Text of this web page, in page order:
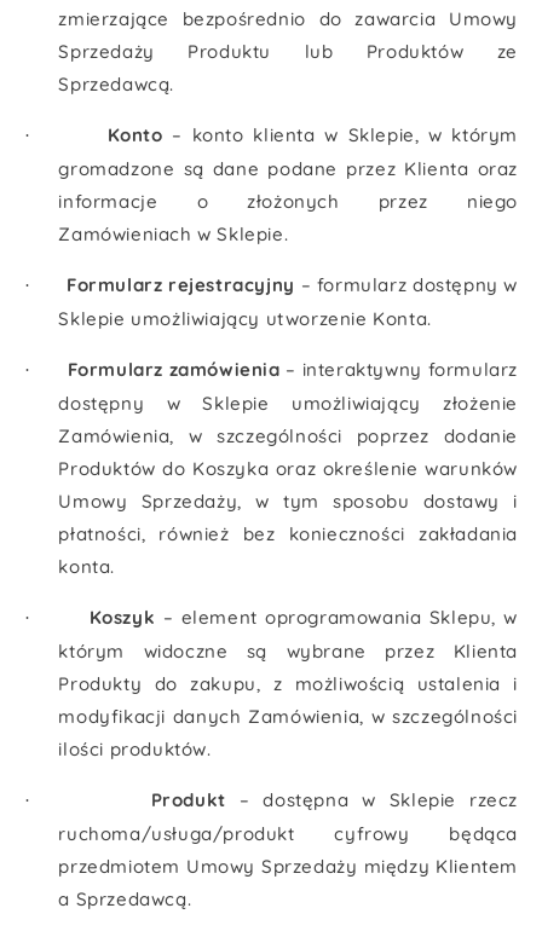
zmierzające bezpośrednio do zawarcia Umowy
Sprzedaży Produktu lub Produktów ze
Sprzedawcą.
· Konto – konto klienta w Sklepie, w którym
gromadzone są dane podane przez Klienta oraz
informacje o złożonych przez niego
Zamówieniach w Sklepie.
· Formularz rejestracyjny – formularz dostępny w
Sklepie umożliwiający utworzenie Konta.
· Formularz zamówienia – interaktywny formularz
dostępny w Sklepie umożliwiający złożenie
Zamówienia, w szczególności poprzez dodanie
Produktów do Koszyka oraz określenie warunków
Umowy Sprzedaży, w tym sposobu dostawy i
płatności, również bez konieczności zakładania
konta.
· Koszyk – element oprogramowania Sklepu, w
którym widoczne są wybrane przez Klienta
Produkty do zakupu, z możliwością ustalenia i
modyfikacji danych Zamówienia, w szczególności
ilości produktów.
· Produkt – dostępna w Sklepie rzecz
ruchoma/usługa/produkt cyfrowy będąca
przedmiotem Umowy Sprzedaży między Klientem
a Sprzedawcą.